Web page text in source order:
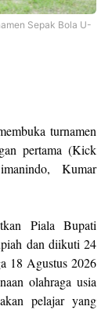
Sepak Bola U-
turnamen
pertama (Kick
Kumar
Piala Bupati
dan diikuti 24
18 Agustus 2026
olahraga usia
pelajar yang